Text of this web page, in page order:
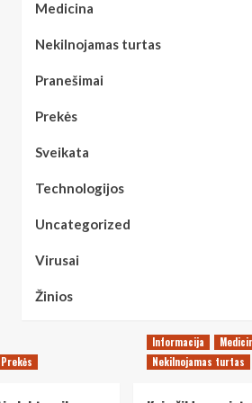
Medicina
Nekilnojamas turtas
Pranešimai
Prekės
Sveikata
Technologijos
Uncategorized
Virusai
Žinios
Prekės
Informacija
Nekilnojamas turtas